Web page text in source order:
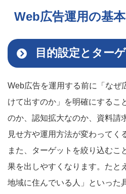
Web広告運用の基
目的設定とター
Web広告を運用する前に「なぜ
けて出すのか」を明確にするこ
のか、認知拡大なのか、資料請
見せ方や運用方法が変わってく
また、ターゲットを絞り込むこ
果を出しやすくなります。たと
地域に住んでいる人」といった